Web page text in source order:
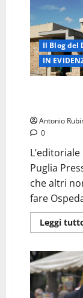
Il Blog del
IN
Antonio
0
Puglia
che altri
fare
Leggi